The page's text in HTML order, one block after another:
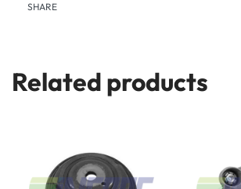
SHARE
Related products